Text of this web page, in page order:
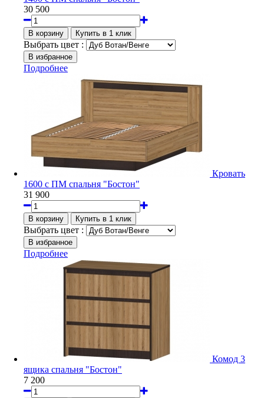
30 500
Выбрать цвет :
Подробнее
Кровать
1600 с ПМ спальня "Бостон"
31 900
Выбрать цвет :
Подробнее
Комод 3
ящика спальня "Бостон"
7 200